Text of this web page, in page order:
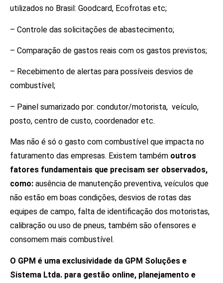
utilizados no Brasil: Goodcard, Ecofrotas etc;
– Controle das solicitações de abastecimento;
– Comparação de gastos reais com os gastos previstos;
– Recebimento de alertas para possíveis desvios de
combustível;
– Painel sumarizado por: condutor/motorista, veículo,
posto, centro de custo, coordenador etc.
Mas não é só o gasto com combustível que impacta no
faturamento das empresas. Existem também outros
fatores fundamentais que precisam ser observados,
como: ausência de manutenção preventiva, veículos que
não estão em boas condições, desvios de rotas das
equipes de campo, falta de identificação dos motoristas,
calibração ou uso de pneus, também são ofensores e
consomem mais combustível.
O GPM é uma exclusividade da GPM Soluções e
Sistema Ltda. para gestão online, planejamento e